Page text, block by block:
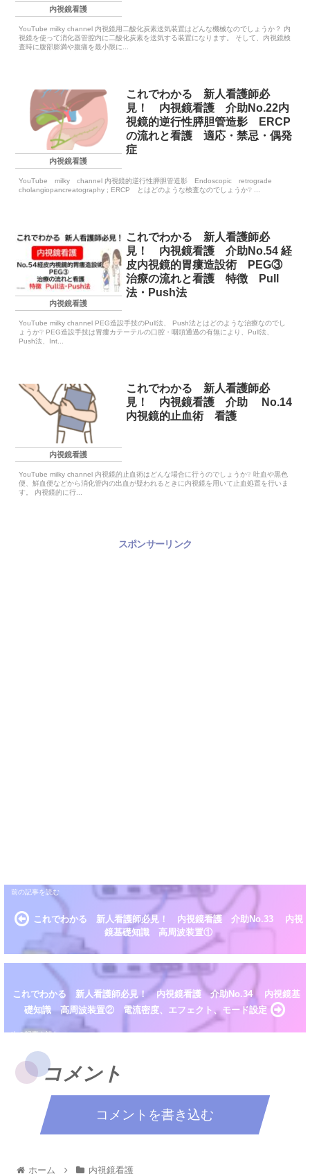
内視鏡看護
YouTube milky channel 内視鏡用二酸化炭素送気装置はどんな機械なのでしょうか？ 内
視鏡を使って消化器管腔内に二酸化炭素を送気する装置になります。 そして、内視鏡検
査時に腹部膨満や腹痛を最小限に...
内視鏡看護
これでわかる 新人看護師必
見！ 内視鏡看護 介助No.22内
視鏡的逆行性膵胆管造影 ERCP
の流れと看護 適応・禁忌・偶発
症
YouTube milky channel 内視鏡的逆行性膵胆管造影 Endoscopic retrograde
cholangiopancreatography ; ERCP とはどのような検査なのでしょうか❔ ...
内視鏡看護
これでわかる 新人看護師必
見！ 内視鏡看護 介助No.54 経
皮内視鏡的胃瘻造設術 PEG③
治療の流れと看護 特徴 Pull
法・Push法
YouTube milky channel PEG造設手技のPull法、 Push法とはどのような治療なのでし
ょうか❔ PEG造設手技は胃瘻カテーテルの口腔・咽頭通過の有無により、Pull法、
Push法、Int...
内視鏡看護
これでわかる 新人看護師必
見！ 内視鏡看護 介助 No.14
内視鏡的止血術 看護
YouTube milky channel 内視鏡的止血術はどんな場合に行うのでしょうか❔ 吐血や黒色
便、鮮血便などから消化管内の出血が疑われるときに内視鏡を用いて止血処置を行いま
す。 内視鏡的に行...
スポンサーリンク
これでわかる 新人看護師必見！ 内視鏡看護 介助No.33 内視
鏡基礎知識 高周波装置①
これでわかる 新人看護師必見！ 内視鏡看護 介助No.34 内視鏡基
礎知識 高周波装置② 電流密度、エフェクト、モード設定
コメント
コメントを書き込む
ホーム 内視鏡看護